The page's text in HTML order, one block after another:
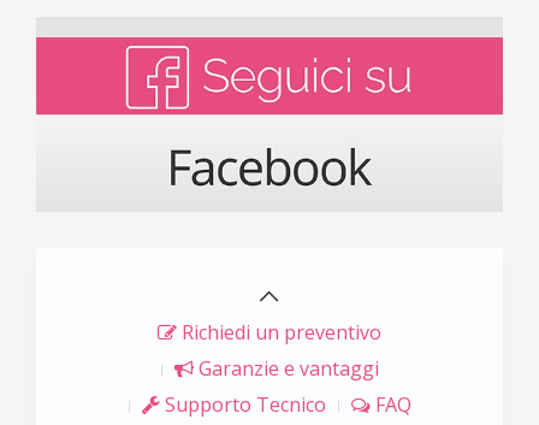
Richiedi un preventivo
Garanzie e vantaggi
Supporto Tecnico
FAQ